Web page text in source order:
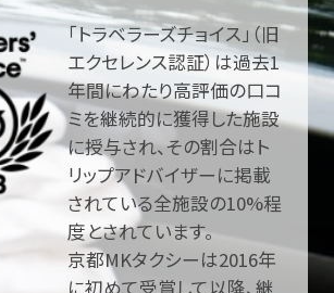
「トラベラーズチョイス」（旧
エクセレンス認証）は過去1
年間にわたり高評価の口コ
ミを継続的に獲得した施設
に授与され、その割合はト
リップアドバイザーに掲載
されている全施設の10%程
度とされています。
京都MKタクシーは2016年
に初めて受賞して以降、継